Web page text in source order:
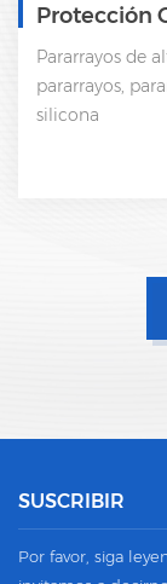
Protección
Pararrayos de
pararrayos,
silicona
SUSCRIBIR
Por favor, siga